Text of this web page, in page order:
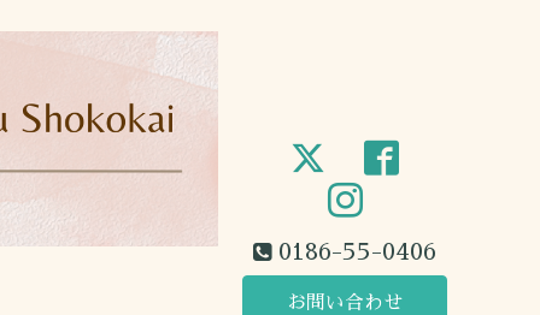
0186-55-0406
お問い合わせ